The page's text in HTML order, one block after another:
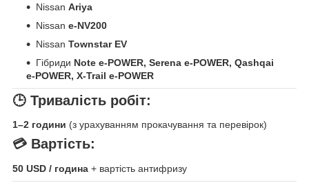
Nissan Ariya
Nissan e-NV200
Nissan Townstar EV
Гібриди Note e-POWER, Serena e-POWER, Qashqai
e-POWER, X-Trail e-POWER
🕒 Тривалість робіт:
1–2 години (з урахуванням прокачування та перевірок)
💳 Вартість:
50 USD / година + вартість антифризу